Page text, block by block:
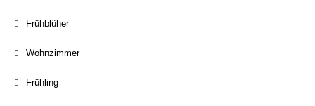
Frühblüher
Wohnzimmer
Frühling